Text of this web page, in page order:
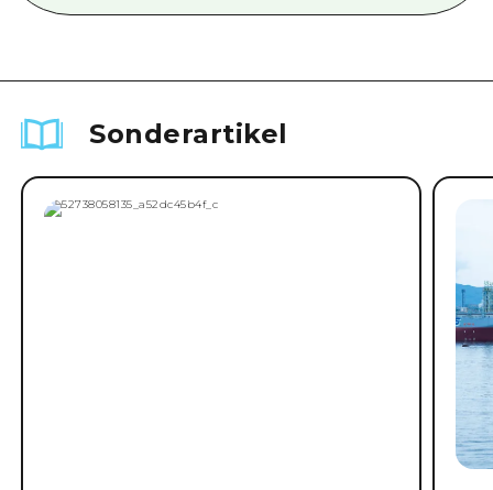
Sonderartikel